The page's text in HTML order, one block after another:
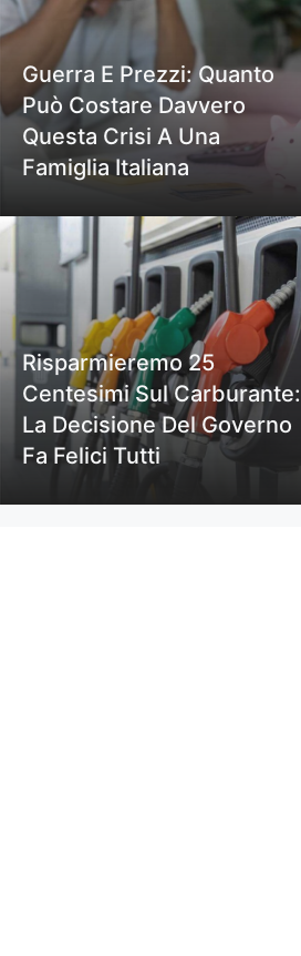
Guerra E Prezzi: Quanto
Può Costare Davvero
Questa Crisi A Una
Famiglia Italiana
Risparmieremo 25
Centesimi Sul Carburante:
La Decisione Del Governo
Fa Felici Tutti